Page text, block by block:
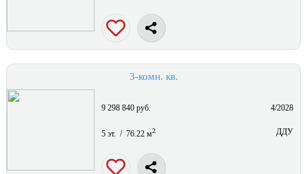
3-комн. кв.
9 298 840 руб. 4/2028
5 эт. / 76.22 м2 ДДУ